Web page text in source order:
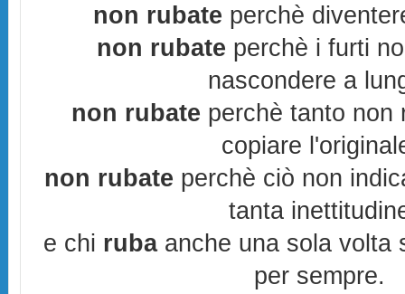
non rubate perchè
non rubate perchè i furti
nascondere a
non rubate perchè tanto non
copiare
non rubate perchè ciò non
tanta
e chi rubaanche una sola volta
per sempre.